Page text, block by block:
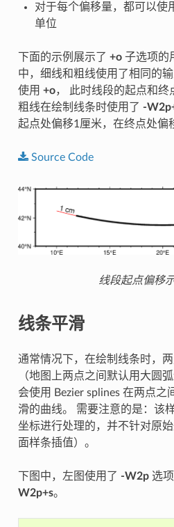
对于每个偏移量，都可以使
单位
下面的示例展示了 +o子选项的
中，细线和粗线使用了相同的
使用 +o， 此时线段的起点和终
粗线在绘制线条时使用了 -
起点处偏移1厘米，在终点处偏
Source Code
线段起点偏移
线条平滑
通常情况下，在绘制线条时，
（地图上两点之间默认用大圆
会使用 Bezier splines 在两点之
滑的曲线。 需要注意的是：该
坐标进行处理的，并不针对原
面样条插值）。
下图中，左图使用了 -W2p选项
W2p+s。